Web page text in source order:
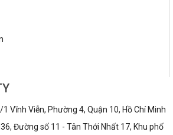
Vĩnh Viễn, Phường 4, Quận 10, Hồ Chí Minh
Đường số 11 - Tân Thới Nhất 17, Khu phố